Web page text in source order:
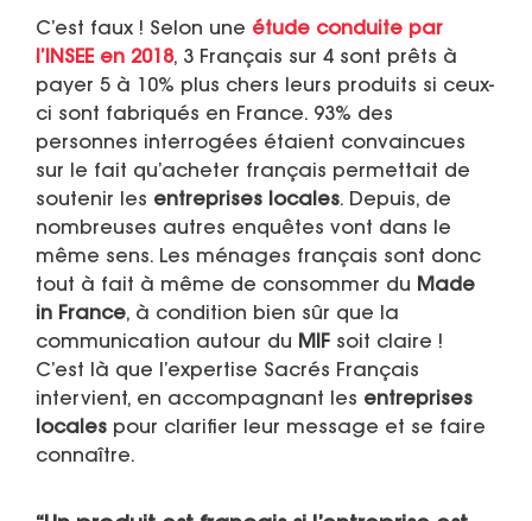
C’est faux ! Selon une étude conduite par
l’INSEE en 2018, 3 Français sur 4 sont prêts à
payer 5 à 10% plus chers leurs produits si ceux-
ci sont fabriqués en France. 93% des
personnes interrogées étaient convaincues
sur le fait qu’acheter français permettait de
soutenir les entreprises locales. Depuis, de
nombreuses autres enquêtes vont dans le
même sens. Les ménages français sont donc
tout à fait à même de consommer du Made
in France, à condition bien sûr que la
communication autour du MIF soit claire !
C’est là que l’expertise Sacrés Français
intervient, en accompagnant les entreprises
locales pour clarifier leur message et se faire
connaître.